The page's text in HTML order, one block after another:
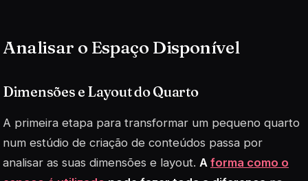
Analisar o Espaço Disponível
Dimensões e Layout do Quarto
A primeira etapa para transformar um pequeno quarto
num estúdio de criação de conteúdos passa por
analisar as suas dimensões e layout. A forma como o